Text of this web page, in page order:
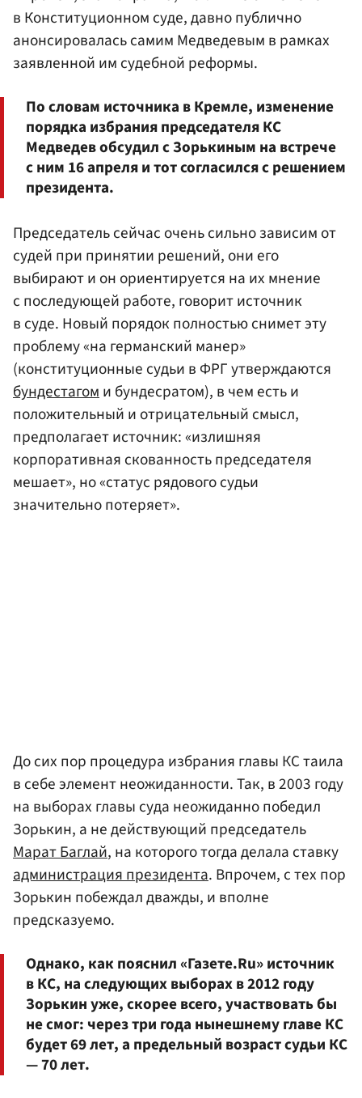
в Конституционном суде, давно публично
анонсировалась самим Медведевым в рамках
заявленной им судебной реформы.
По словам источника в Кремле, изменение
порядка избрания председателя КС
Медведев обсудил с Зорькиным на встрече
с ним 16 апреля и тот согласился с решением
президента.
Председатель сейчас очень сильно зависим от
судей при принятии решений, они его
выбирают и он ориентируется на их мнение
с последующей работе, говорит источник
в суде. Новый порядок полностью снимет эту
проблему «на германский манер»
(конституционные судьи в ФРГ утверждаются
бундестагоми бундесратом), в чем есть и
положительный и отрицательный смысл,
предполагает источник: «излишняя
корпоративная скованность председателя
мешает», но «статус рядового судьи
значительно потеряет».
До сих пор процедура избрания главы КС таила
в себе элемент неожиданности. Так, в 2003 году
на выборах главы суда неожиданно победил
Зорькин, а не действующий председатель
Марат Баглай, на которого тогда делала ставку
администрация президента. Впрочем, с тех пор
Зорькин побеждал дважды, и вполне
предсказуемо.
Однако, как пояснил «Газете.Ru» источник
в КС, на следующих выборах в 2012 году
Зорькин уже, скорее всего, участвовать бы
не смог: через три года нынешнему главе КС
будет 69 лет, а предельный возраст судьи КС
— 70 лет.